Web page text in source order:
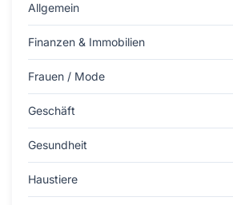
Allgemein
Finanzen & Immobilien
Frauen / Mode
Geschäft
Gesundheit
Haustiere